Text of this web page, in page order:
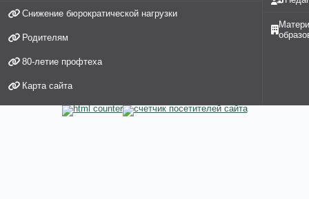
Снижение бюрократической нагрузки
Родителям
80-летие профтеха
Карта сайта